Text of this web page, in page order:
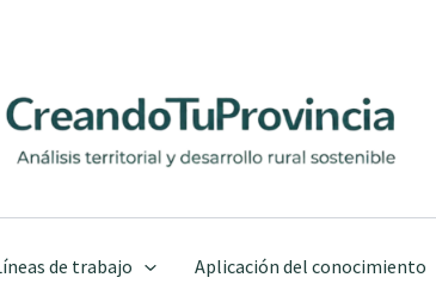
de trabajo Aplicación del conocimiento